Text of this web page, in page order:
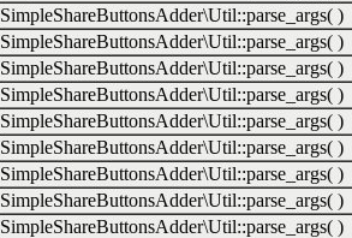
SimpleShareButtonsAdder\Util::parse_args( )
SimpleShareButtonsAdder\Util::parse_args( )
SimpleShareButtonsAdder\Util::parse_args( )
SimpleShareButtonsAdder\Util::parse_args( )
SimpleShareButtonsAdder\Util::parse_args( )
SimpleShareButtonsAdder\Util::parse_args( )
SimpleShareButtonsAdder\Util::parse_args( )
SimpleShareButtonsAdder\Util::parse_args( )
SimpleShareButtonsAdder\Util::parse_args( )